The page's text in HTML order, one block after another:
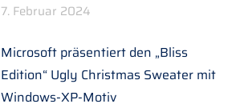
7. Februar 2024
Microsoft präsentiert den „Bliss
Edition“ Ugly Christmas Sweater mit
Windows-XP-Motiv